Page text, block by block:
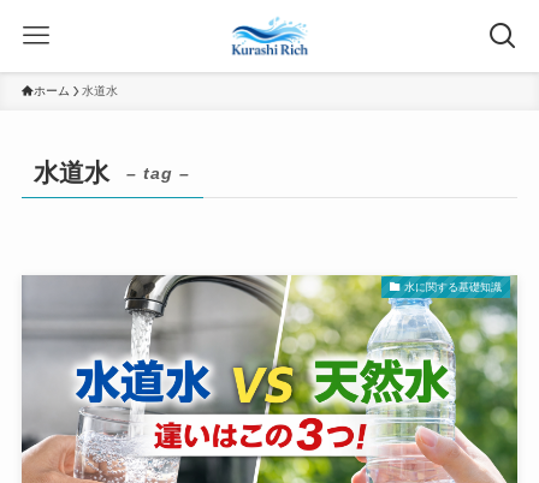
ホーム 水道水
水道水 – tag –
水に関する基礎知識